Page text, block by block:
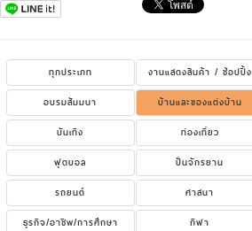
ทุกประเภท งานแสดงสินค้า / ช้อปปิ้ง
อบรมสัมมนา
บ้านและของแต่งบ้าน
บันเทิง
ท่องเที่ยว
ฟุตบอล
ปั่นจักรยาน
รถยนต์
ศาสนา
ธุรกิจ/อาชีพ/การศึกษา
กีฬา